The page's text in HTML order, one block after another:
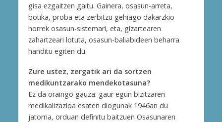
gisa ezgaitzen gaitu. Gainera, osasun-arreta,
botika, proba eta zerbitzu gehiago dakarzkio
horrek osasun-sistemari, eta, gizartearen
zahartzeari lotuta, osasun-baliabideen beharra
handitu egiten du.
Zure ustez, zergatik ari da sortzen
medikuntzarako mendekotasuna?
Ez da oraingo gauza: gaur egun bizitzaren
medikalizazioa esaten diogunak 1946an du
jatorria, orduan definitu baitzuen Osasunaren